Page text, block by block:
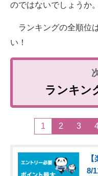
のではないでしょうか。
ランキングの全順位
い！
ランキン
1 2 3
8/